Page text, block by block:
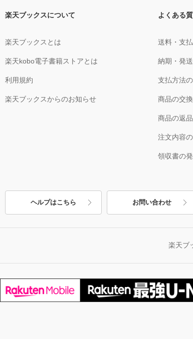
楽天ブックスについて
楽天ブックスとは
楽天kobo電子書籍ストアとは
利用規約
楽天ブックスからのお知らせ
よくある
送料・支
納期・発
支払方法
商品の交換
商品の返品
注文内容
領収書の
ヘルプはこちら お問い合わせ
楽天ブ